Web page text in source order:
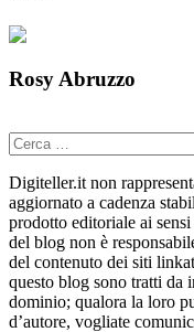
Rosy Abruzzo
Ricerca
per:
Digiteller.it non
aggiornato a cadenza
prodotto editoriale ai
del blog non è
del contenuto dei siti
questo blog sono tratti da
dominio; qualora la loro
d’autore, vogliate